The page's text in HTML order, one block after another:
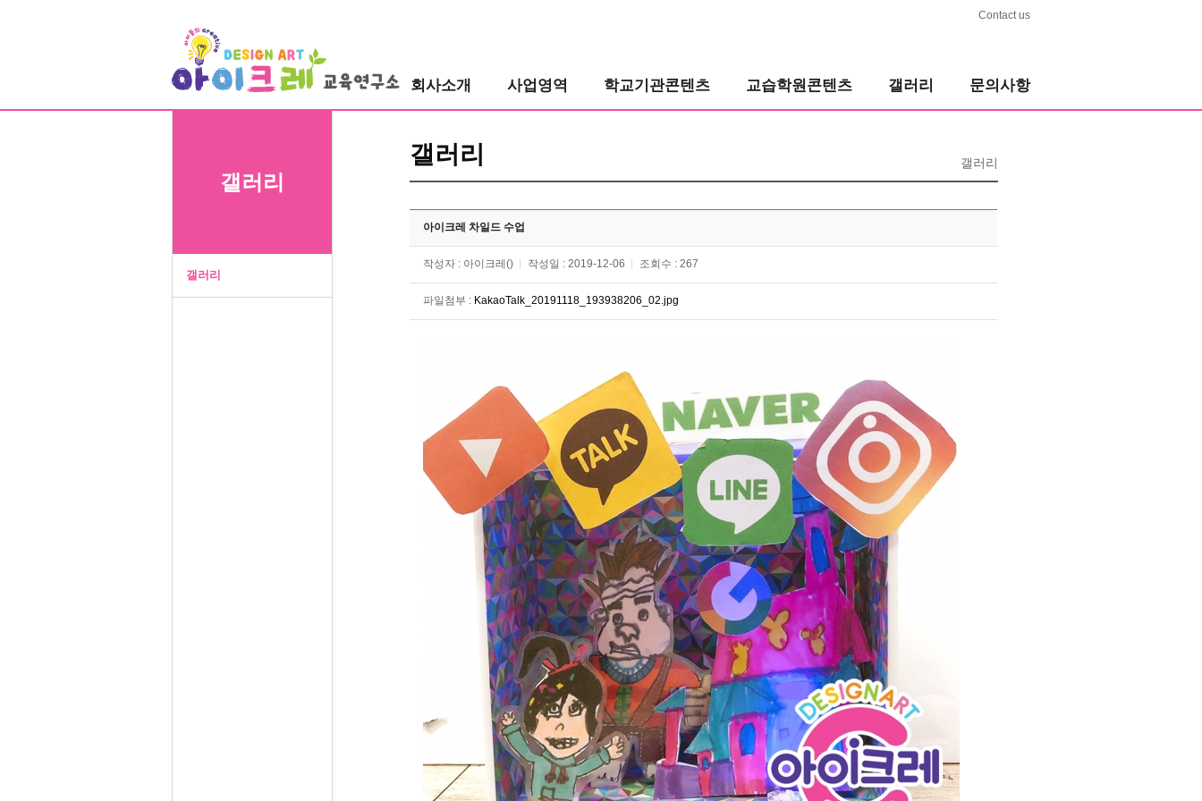
Contact us
회사소개 사업영역 학교기관콘텐츠 교습학원콘텐츠 갤러리 문의사항
갤러리
갤러리
갤러리 갤러리
아이크레 차일드 수업
작성자 : 아이크레() 작성일 : 2019-12-06 조회수 : 267
파일첨부 : KakaoTalk_20191118_193938206_02.jpg